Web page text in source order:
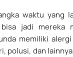
waktu yang
jadi mereka
memiliki
dan